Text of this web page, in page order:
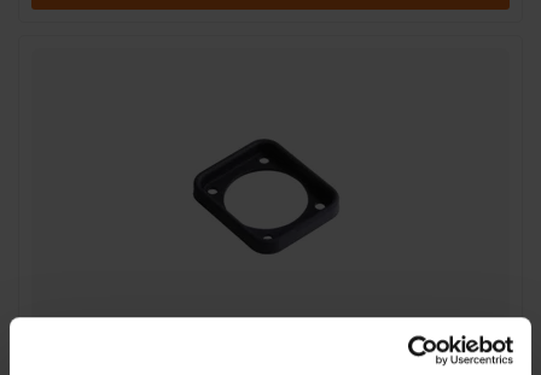
Neutrik | SCDP-FX | sealing gasket for D-shape chassis